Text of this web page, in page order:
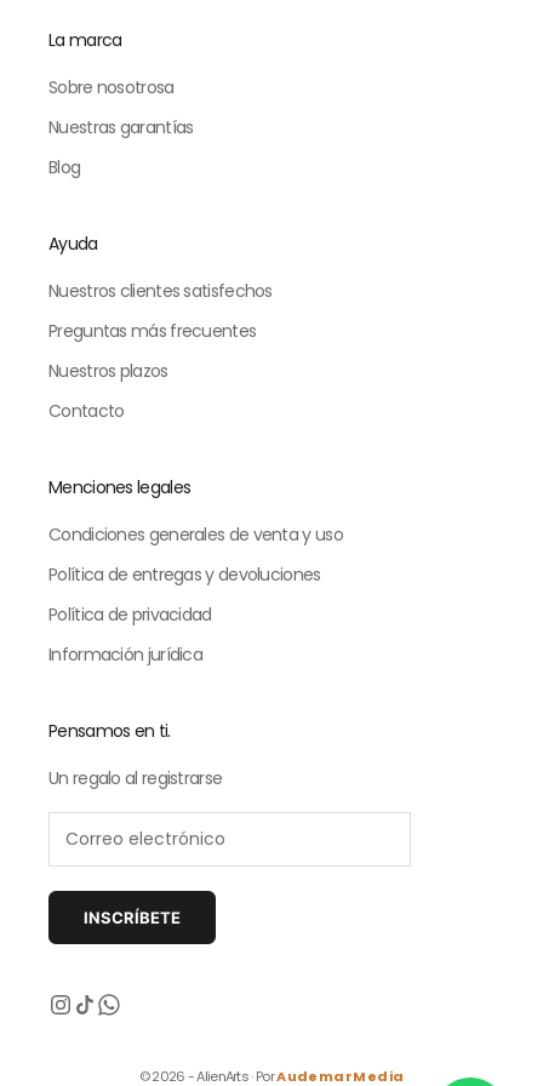
La marca
Sobre nosotrosa
Nuestras garantías
Blog
Ayuda
Nuestros clientes satisfechos
Preguntas más frecuentes
Nuestros plazos
Contacto
Menciones legales
Condiciones generales de venta y uso
Política de entregas y devoluciones
Política de privacidad
Información jurídica
Pensamos en ti.
Un regalo al registrarse
INSCRÍBETE
© 2026 - AlienArts · PorAudemarMedia